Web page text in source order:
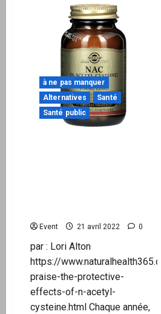
Le
cacao
pourrait-
il
guérir
votre
cœur
?
à ne pas manquer
Alternatives
Santé
Santé public
Event 21 avril 2022 0
par : Lori Alton
https://
praise-the-protective-
effects-of-n-acetyl-
cysteine.html Chaque année,